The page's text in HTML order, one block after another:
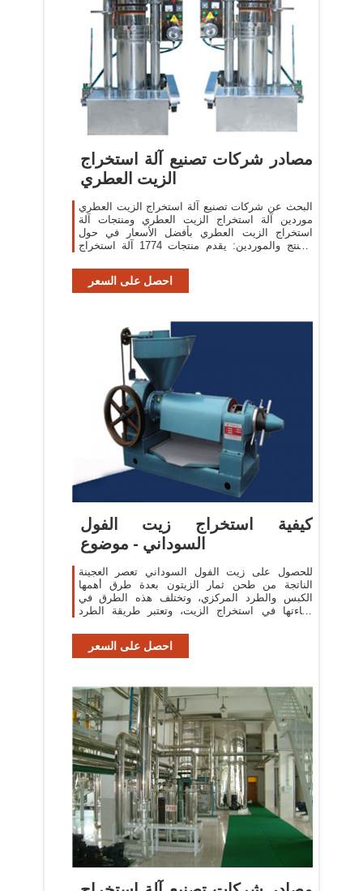
مصادر شركات تصنيع آلة استخراج
الزيت العطري
البحث عن شركات تصنيع آلة استخراج الزيت العطري
موردين آلة استخراج الزيت العطري ومنتجات آلة
استخراج الزيت العطري بأفضل الأسعار في حول
المنتج والموردين: يقدم منتجات 1774 آلة استخراج
احصل على السعر
كيفية استخراج زيت الفول
السوداني - موضوع
للحصول على زيت الفول السوداني تعصر العجينة
الناتجة من طحن ثمار الزيتون بعدة طرق أهمها
الكبس والطرد المركزي، وتختلف هذه الطرق في
كفاءتها في استخراج الزيت، وتعتبر طريقة الطرد
احصل على السعر